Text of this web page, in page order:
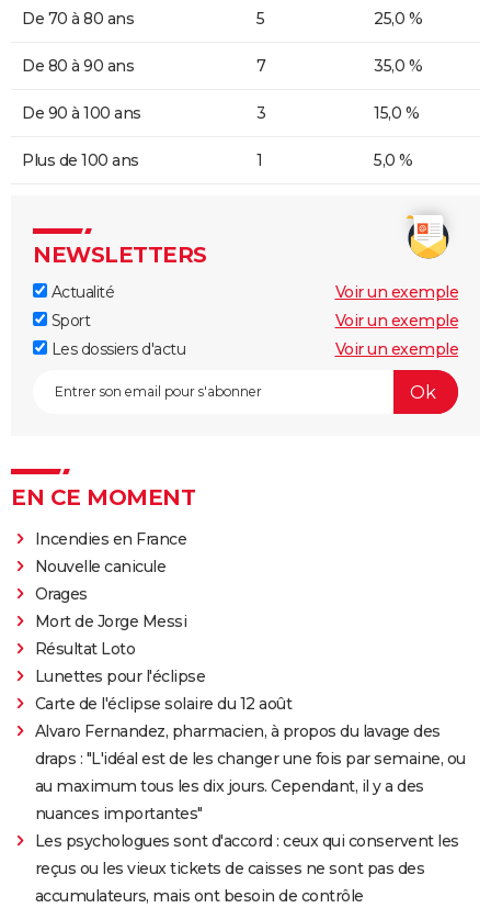
De 70 à 80 ans 5 25,0 %
De 80 à 90 ans 7 35,0 %
De 90 à 100 ans 3 15,0 %
Plus de 100 ans 1 5,0 %
NEWSLETTERS
Actualité
Voir un exemple
Sport
Voir un exemple
Les dossiers d'actu
Voir un exemple
EN CE MOMENT
Incendies en France
Nouvelle canicule
Orages
Mort de Jorge Messi
Résultat Loto
Lunettes pour l'éclipse
Carte de l'éclipse solaire du 12 août
Alvaro Fernandez, pharmacien, à propos du lavage des
draps : "L'idéal est de les changer une fois par semaine, ou
au maximum tous les dix jours. Cependant, il y a des
nuances importantes"
Les psychologues sont d'accord : ceux qui conservent les
reçus ou les vieux tickets de caisses ne sont pas des
accumulateurs, mais ont besoin de contrôle